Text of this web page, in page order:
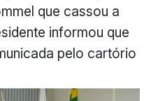
que cassou a
informou que
pelo cartório